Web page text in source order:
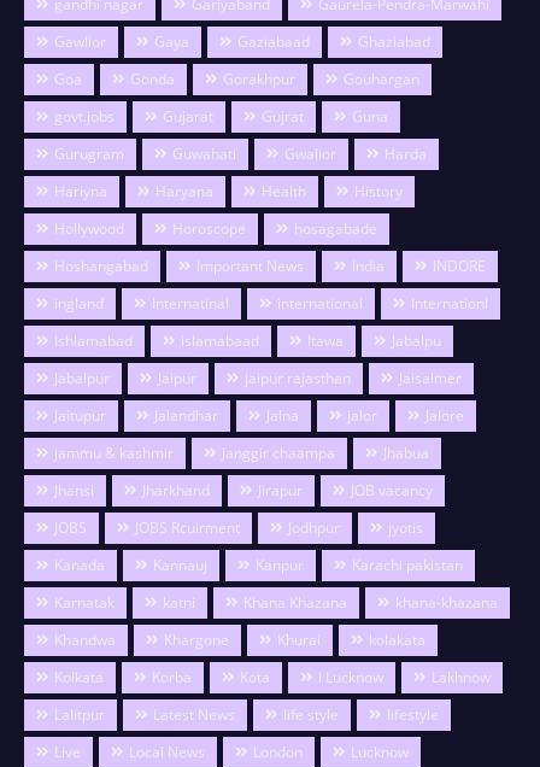
Gawlior
Gaya Gaziabaad
Ghaziabad
Goa
Gonda Gorakhpur
Gouhargan
govt.jobs
Gujarat Gujrat
Guna
Gurugram
Guwahati Gwalior
Harda
Hariyna
Haryana Health
History
Hollywood
Horoscope
hosagabade
Hoshangabad
Important News India
INDORE
ingland
Internatinal international
Internationl
Ishlamabad
islamabaad Itawa
Jabalpu
Jabalpur
Jaipur jaipur rajasthan
Jaisalmer
Jaitupur
Jalandhar Jalna jalor
Jalore
jammu & kashmir
Janggir chaampa
Jhabua
Jhansi
Jharkhand Jirapur
JOB vacancy
JOBS
JOBS Rcuirment Jodhpur
jyotis
Kanada
Kannauj Kanpur
Karachi pakistan
Karnatak
katni Khana Khazana
khana-khazana
Khandwa
Khargone Khurai
kolakata
Kolkata
Korba Kota l Lucknow
Lakhnow
Lalitpur
Latest News life style
lifestyle
Live
Local News London
Lucknow